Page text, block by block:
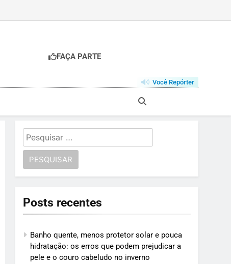
FAÇA PARTE
Você Repórter
Pesquisar
por:
Posts recentes
Banho quente, menos protetor solar e pouca
hidratação: os erros que podem prejudicar a
pele e o couro cabeludo no inverno